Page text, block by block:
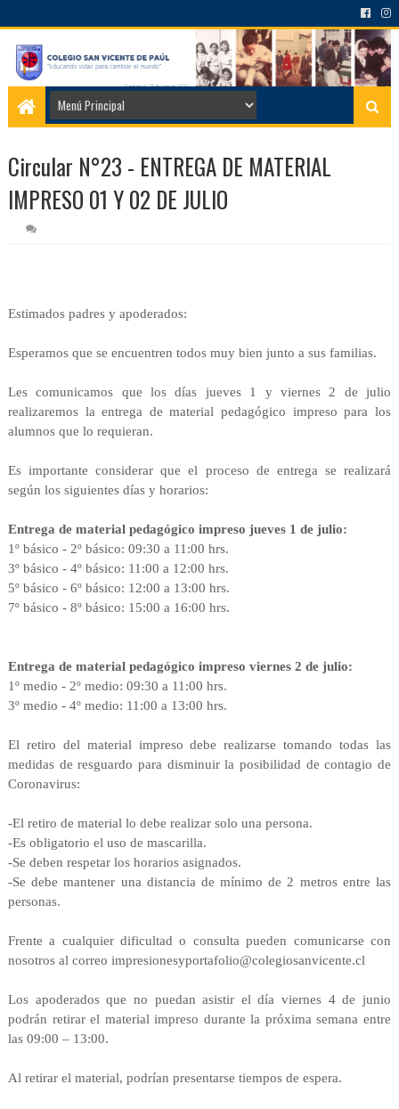
Circular N°23 - ENTREGA DE MATERIAL
IMPRESO 01 Y 02 DE JULIO
Estimados padres y apoderados:
Esperamos que se encuentren todos muy bien junto a sus familias.
Les comunicamos que los días jueves 1 y viernes 2 de julio
realizaremos la entrega de material pedagógico impreso para los
alumnos que lo requieran.
Es importante considerar que el proceso de entrega se realizará
según los siguientes días y horarios:
Entrega de material pedagógico impreso jueves 1 de julio:
1º básico - 2º básico: 09:30 a 11:00 hrs.
3º básico - 4º básico: 11:00 a 12:00 hrs.
5º básico - 6º básico: 12:00 a 13:00 hrs.
7º básico - 8º básico: 15:00 a 16:00 hrs.
Entrega de material pedagógico impreso viernes 2 de julio:
1º medio - 2º medio: 09:30 a 11:00 hrs.
3º medio - 4º medio: 11:00 a 13:00 hrs.
El retiro del material impreso debe realizarse tomando todas las
medidas de resguardo para disminuir la posibilidad de contagio de
Coronavirus:
-El retiro de material lo debe realizar solo una persona.
-Es obligatorio el uso de mascarilla.
-Se deben respetar los horarios asignados.
-Se debe mantener una distancia de mínimo de 2 metros entre las
personas.
Frente a cualquier dificultad o consulta pueden comunicarse con
nosotros al correo impresionesyportafolio@colegiosanvicente.cl
Los apoderados que no puedan asistir el día viernes 4 de junio
podrán retirar el material impreso durante la próxima semana entre
las 09:00 – 13:00.
Al retirar el material, podrían presentarse tiempos de espera.